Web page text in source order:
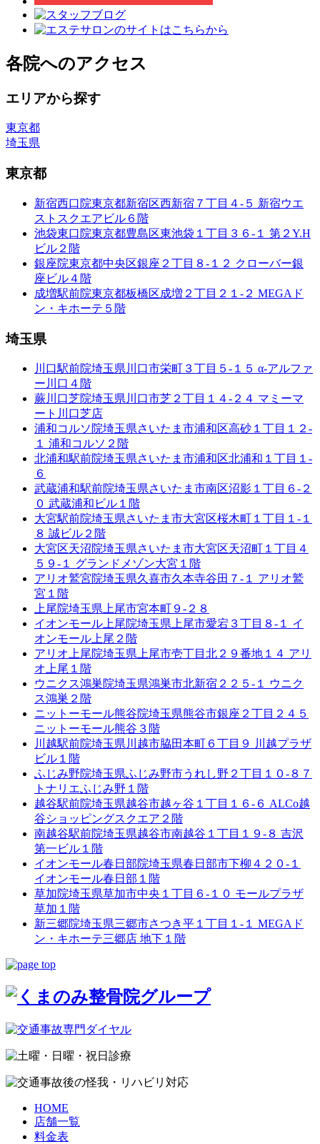
各院へのアクセス
エリアから探す
東京都
埼玉県
東京都
新宿西口院東京都新宿区西新宿７丁目４-５ 新宿ウエ
ストスクエアビル６階
池袋東口院東京都豊島区東池袋１丁目３６-１ 第２Y.H
ビル２階
銀座院東京都中央区銀座２丁目８-１２ クローバー銀
座ビル４階
成増駅前院東京都板橋区成増２丁目２１-２ MEGAド
ン・キホーテ５階
埼玉県
川口駅前院埼玉県川口市栄町３丁目５-１５ α-アルファ
ー川口４階
蕨川口芝院埼玉県川口市芝２丁目１４-２４ マミーマ
ート川口芝店
浦和コルソ院埼玉県さいたま市浦和区高砂１丁目１２-
１ 浦和コルソ２階
北浦和駅前院埼玉県さいたま市浦和区北浦和１丁目１-
６
武蔵浦和駅前院埼玉県さいたま市南区沼影１丁目６-２
０ 武蔵浦和ビル１階
大宮駅前院埼玉県さいたま市大宮区桜木町１丁目１-１
８ 誠ビル２階
大宮区天沼院埼玉県さいたま市大宮区天沼町１丁目４
５９-１ グランドメゾン大宮１階
アリオ鷲宮院埼玉県久喜市久本寺谷田７-１ アリオ鷲
宮１階
上尾院埼玉県上尾市宮本町９-２８
イオンモール上尾院埼玉県上尾市愛宕３丁目８-１ イ
オンモール上尾２階
アリオ上尾院埼玉県上尾市壱丁目北２９番地１４ アリ
オ上尾１階
ウニクス鴻巣院埼玉県鴻巣市北新宿２２５-１ ウニク
ス鴻巣２階
ニットーモール熊谷院埼玉県熊谷市銀座２丁目２４５
ニットーモール熊谷３階
川越駅前院埼玉県川越市脇田本町６丁目９ 川越プラザ
ビル１階
ふじみ野院埼玉県ふじみ野市うれし野２丁目１０-８７
トナリエふじみ野１階
越谷駅前院埼玉県越谷市越ヶ谷１丁目１６-６ ALCo越
谷ショッピングスクエア２階
南越谷駅前院埼玉県越谷市南越谷１丁目１９-８ 吉沢
第一ビル１階
イオンモール春日部院埼玉県春日部市下柳４２０-１
イオンモール春日部１階
草加院埼玉県草加市中央１丁目６-１０ モールプラザ
草加１階
新三郷院埼玉県三郷市さつき平１丁目１-１ MEGAド
ン・キホーテ三郷店 地下１階
HOME
店舗一覧
料金表